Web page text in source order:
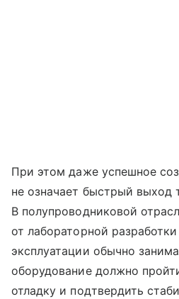
При этом даже успешное
не означает быстрый выход
В полупроводниковой
от лабораторной
эксплуатации обычно
оборудование должно
отладку и подтвердить